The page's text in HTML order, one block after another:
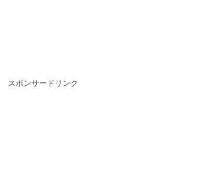
スポンサードリンク